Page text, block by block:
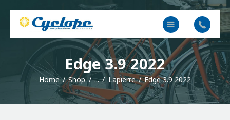
Edge 3.9 2022
Home Shop ... Lapierre Edge 3.9 2022
Cyclope Bicicletas
Taller y venta de bicis, eléctricas, mtb en Irun, Hondarribia y Hendaya
Inicio
Contacto